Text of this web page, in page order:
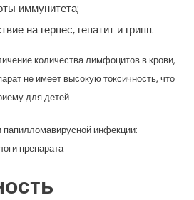
иммунитета;
на герпес, гепатит и грипп.
количества лимфоцитов в крови,
не имеет высокую токсичность, что
для детей.